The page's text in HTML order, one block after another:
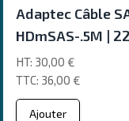
Adaptec Câble
HDmSAS-.5M |
36,00 €
30,00 €
Ajouter